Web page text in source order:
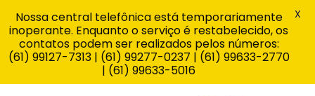
Nossa central telefônica está temporariamente
inoperante. Enquanto o serviço é restabelecido, os
contatos podem ser realizados pelos números:
(61) 99127-7313 | (61) 99277-0237 | (61) 99633-2770
| (61) 99633-5016
X